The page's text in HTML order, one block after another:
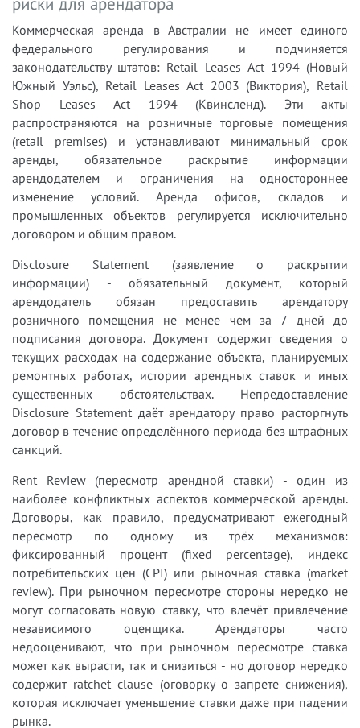
Коммерческая аренда в Австралии не имеет единого
федерального регулирования и подчиняется
законодательству штатов: Retail Leases Act 1994 (Новый
Южный Уэльс), Retail Leases Act 2003 (Виктория), Retail
Shop Leases Act 1994 (Квинсленд). Эти акты
распространяются на розничные торговые помещения
(retail premises) и устанавливают минимальный срок
аренды, обязательное раскрытие информации
арендодателем и ограничения на одностороннее
изменение условий. Аренда офисов, складов и
промышленных объектов регулируется исключительно
договором и общим правом.
Disclosure Statement (заявление о раскрытии
информации) - обязательный документ, который
арендодатель обязан предоставить арендатору
розничного помещения не менее чем за 7 дней до
подписания договора. Документ содержит сведения о
текущих расходах на содержание объекта, планируемых
ремонтных работах, истории арендных ставок и иных
существенных обстоятельствах. Непредоставление
Disclosure Statement даёт арендатору право расторгнуть
договор в течение определённого периода без штрафных
санкций.
Rent Review (пересмотр арендной ставки) - один из
наиболее конфликтных аспектов коммерческой аренды.
Договоры, как правило, предусматривают ежегодный
пересмотр по одному из трёх механизмов:
фиксированный процент (fixed percentage), индекс
потребительских цен (CPI) или рыночная ставка (market
review). При рыночном пересмотре стороны нередко не
могут согласовать новую ставку, что влечёт привлечение
независимого оценщика. Арендаторы часто
недооценивают, что при рыночном пересмотре ставка
может как вырасти, так и снизиться - но договор нередко
содержит ratchet clause (оговорку о запрете снижения),
которая исключает уменьшение ставки даже при падении
рынка.